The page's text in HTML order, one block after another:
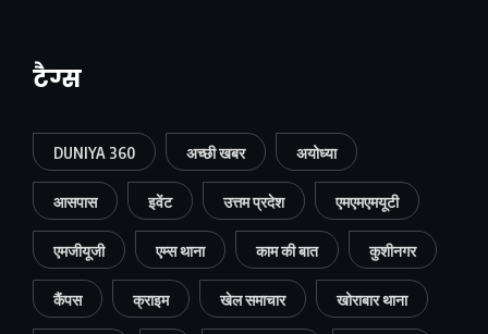
टैग्स
DUNIYA 360 अच्छी खबर अयोध्या
आसपास इवेंट उत्तम प्रदेश एमएमएमयूटी
एमजीयूजी एम्स थाना काम की बात कुशीनगर
कैंपस क्राइम खेल समाचार खोराबार थाना